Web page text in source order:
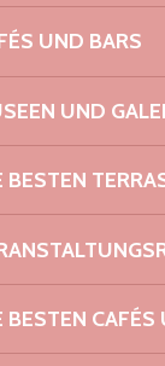
UND BARS
UND
BESTEN
BESTEN